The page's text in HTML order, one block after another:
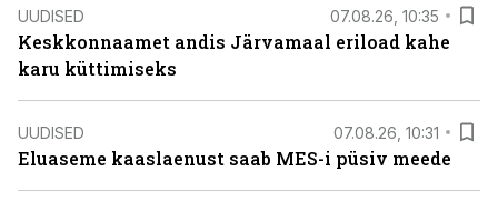
UUDISED 07.08.26, 10:35
Keskkonnaamet andis Järvamaal eriload kahe
karu küttimiseks
UUDISED 07.08.26, 10:31
Eluaseme kaaslaenust saab MES-i püsiv meede